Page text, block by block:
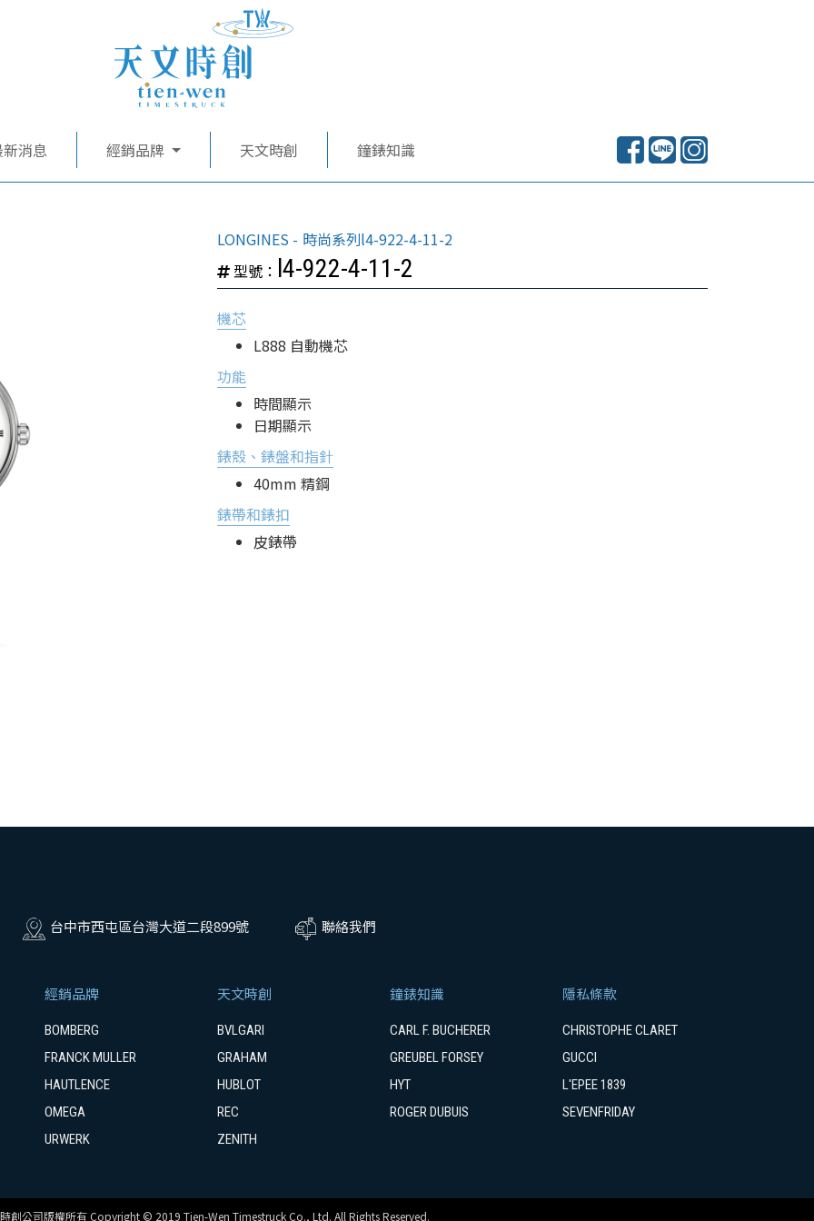
消息 經銷品牌 天文時創 鐘錶知識
LONGINES
時尚系列l4-922-4-11-2
型號： l4-922-4-11-2
機芯
L888 自動機芯
功能
時間顯示
日期顯示
錶殼、錶盤和指針
40mm 精鋼
錶帶和錶扣
皮錶帶
台中市西屯區台灣大道二段899號 聯絡我們
經銷品牌 天文時創 鐘錶知識 隱私條款
BOMBERG BVLGARI CARL F. BUCHERER
CHRISTOPHE CLARET
FRANCK MULLER
GRAHAM GREUBEL FORSEY
GUCCI
HAUTLENCE
HUBLOT HYT
L'EPEE 1839
OMEGA
REC ROGER DUBUIS
SEVENFRIDAY
URWERK
ZENITH
創公司版權所有 Copyright © 2019 Tien-Wen Timestruck Co., Ltd. All Rights Reserved.